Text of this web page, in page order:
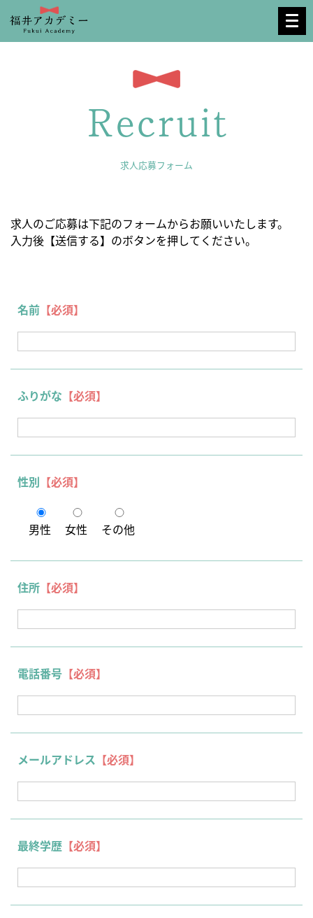
Recruit
求人応募フォーム
求人のご応募は下記のフォームからお願いいたします。
入力後【送信する】のボタンを押してください。
名前 【必須】
ふりがな 【必須】
性別 【必須】
男性 女性 その他
住所 【必須】
電話番号 【必須】
メールアドレス 【必須】
最終学歴 【必須】